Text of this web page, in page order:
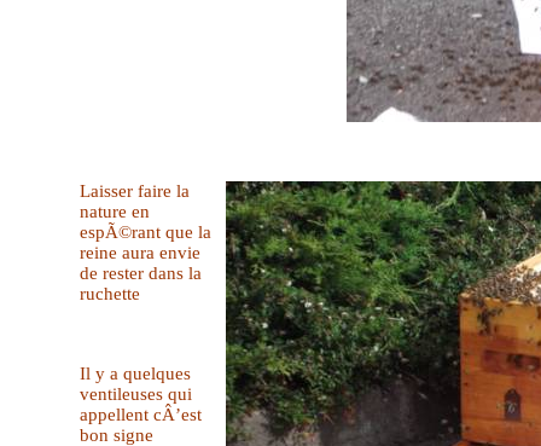
Laisser faire la
nature en
espÃ©rant que la
reine aura envie
de rester dans la
ruchette
Il y a quelques
ventileuses qui
appellent cÂ’est
bon signe